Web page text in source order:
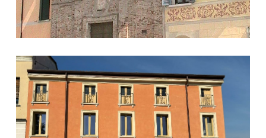
Centro Culturale Ca'Verde